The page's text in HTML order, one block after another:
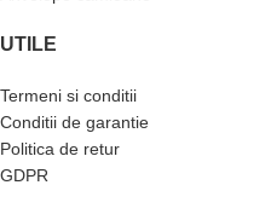
UTILE
Termeni si conditii
Conditii de garantie
Politica de retur
GDPR